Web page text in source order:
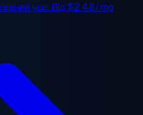
час. Від$2.48/mo